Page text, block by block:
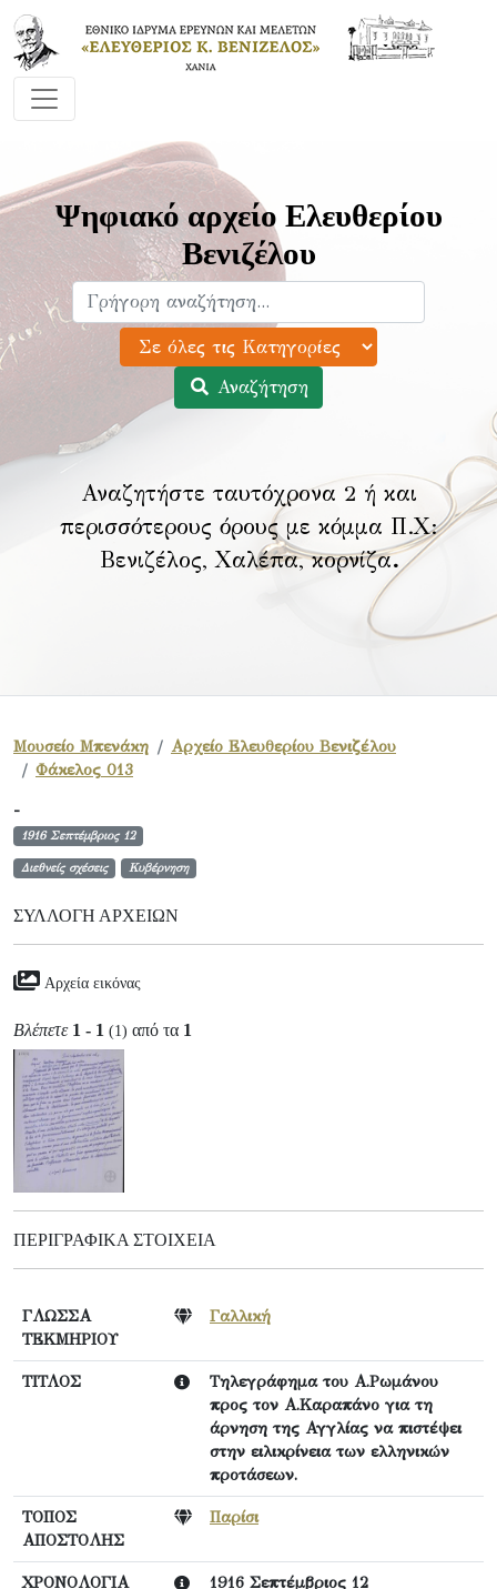
Ψηφιακό αρχείο Ελευθερίου
Βενιζέλου
Αναζήτηση
Αναζητήστε ταυτόχρονα 2 ή και
περισσότερους όρους με κόμμα Π.Χ:
Βενιζέλος, Χαλέπα, κορνίζα.
Μουσείο Μπενάκη
Αρχείο Ελευθερίου Βενιζέλου
Φάκελος 013
-
1916 Σεπτέμβριος 12
Διεθνείς σχέσεις Κυβέρνηση
ΣΥΛΛΟΓΉ ΑΡΧΕΊΩΝ
Αρχεία εικόνας
Βλέπετε 1 - 1 (1) από τα 1
ΠΕΡΙΓΡΑΦΙΚΆ ΣΤΟΙΧΕΊΑ
ΓΛΩΣΣΑ
ΤΕΚΜΗΡΙΟΥ
Γαλλική
ΤΙΤΛΟΣ
Τηλεγράφημα του Α.Ρωμάνου
προς τον Α.Καραπάνο για τη
άρνηση της Αγγλίας να πιστέψει
στην ειλικρίνεια των ελληνικών
προτάσεων.
ΤΟΠΟΣ
ΑΠΟΣΤΟΛΗΣ
Παρίσι
ΧΡΟΝΟΛΟΓΙΑ 1916 Σεπτέμβριος 12